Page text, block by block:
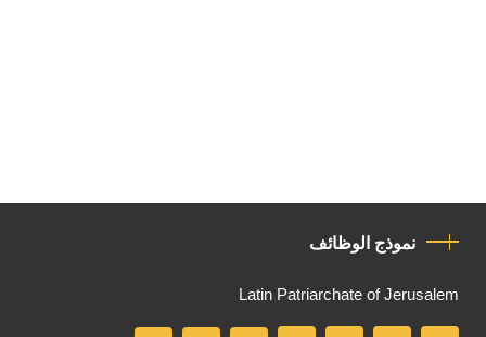
نموذج الوظائف
Latin Patriarchate of Jerusalem